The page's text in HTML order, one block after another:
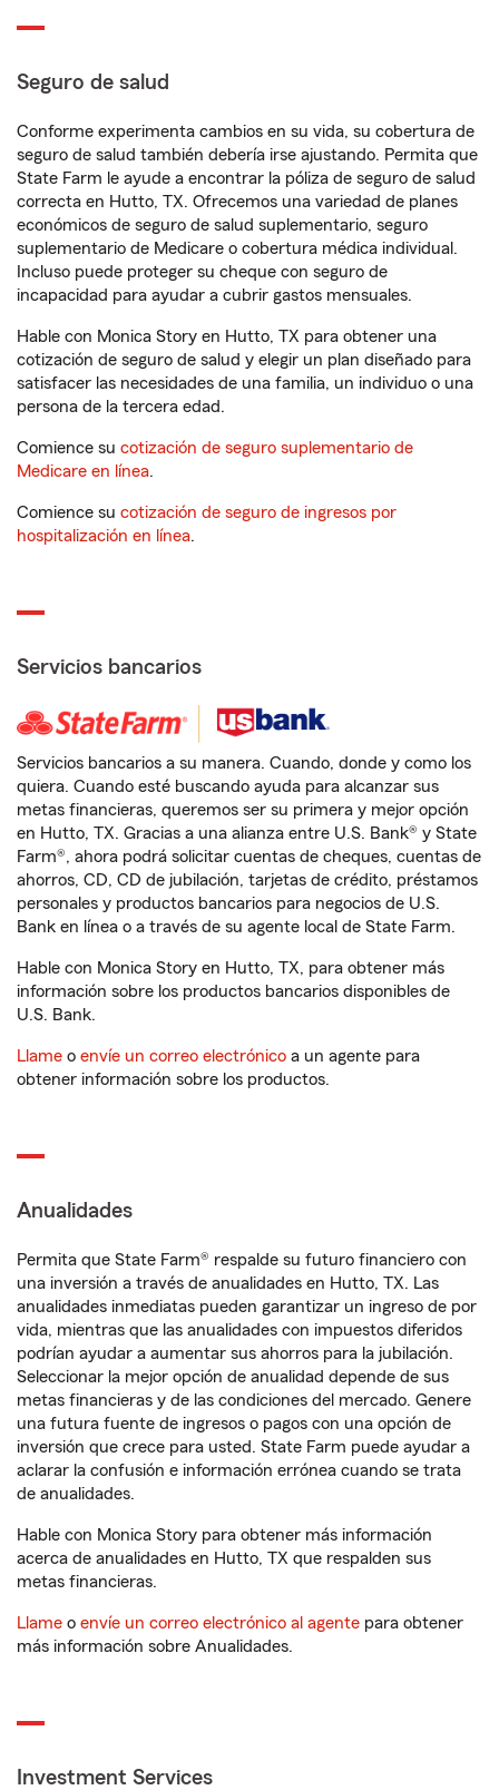
Seguro de salud
Conforme experimenta cambios en su vida, su cobertura de
seguro de salud también debería irse ajustando. Permita que
State Farm le ayude a encontrar la póliza de seguro de salud
correcta en Hutto, TX. Ofrecemos una variedad de planes
económicos de seguro de salud suplementario, seguro
suplementario de Medicare o cobertura médica individual.
Incluso puede proteger su cheque con seguro de
incapacidad para ayudar a cubrir gastos mensuales.
Hable con Monica Story en Hutto, TX para obtener una
cotización de seguro de salud y elegir un plan diseñado para
satisfacer las necesidades de una familia, un individuo o una
persona de la tercera edad.
Comience su cotización de seguro suplementario de
Medicare en línea.
Comience su cotización de seguro de ingresos por
hospitalización en línea.
Servicios bancarios
Servicios bancarios a su manera. Cuando, donde y como los
quiera. Cuando esté buscando ayuda para alcanzar sus
metas financieras, queremos ser su primera y mejor opción
en Hutto, TX. Gracias a una alianza entre U.S. Bank® y State
Farm®, ahora podrá solicitar cuentas de cheques, cuentas de
ahorros, CD, CD de jubilación, tarjetas de crédito, préstamos
personales y productos bancarios para negocios de U.S.
Bank en línea o a través de su agente local de State Farm.
Hable con Monica Story en Hutto, TX, para obtener más
información sobre los productos bancarios disponibles de
U.S. Bank.
Llame o envíe un correo electrónico a un agente para
obtener información sobre los productos.
Anualidades
Permita que State Farm® respalde su futuro financiero con
una inversión a través de anualidades en Hutto, TX. Las
anualidades inmediatas pueden garantizar un ingreso de por
vida, mientras que las anualidades con impuestos diferidos
podrían ayudar a aumentar sus ahorros para la jubilación.
Seleccionar la mejor opción de anualidad depende de sus
metas financieras y de las condiciones del mercado. Genere
una futura fuente de ingresos o pagos con una opción de
inversión que crece para usted. State Farm puede ayudar a
aclarar la confusión e información errónea cuando se trata
de anualidades.
Hable con Monica Story para obtener más información
acerca de anualidades en Hutto, TX que respalden sus
metas financieras.
Llame o envíe un correo electrónico al agente para obtener
más información sobre Anualidades.
Investment Services